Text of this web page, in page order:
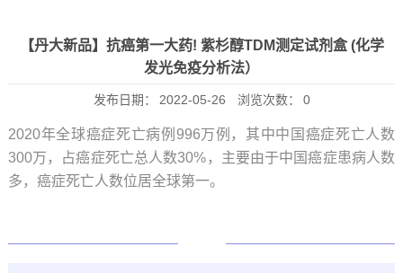
【丹大新品】抗癌第一大药! 紫杉醇TDM测定试剂盒 (化学
发光免疫分析法）
发布日期： 2022-05-26 浏览次数： 0
2020年全球癌症死亡病例996万例，其中中国癌症死亡人数
300万，占癌症死亡总人数30%，主要由于中国癌症患病人数
多，癌症死亡人数位居全球第一。